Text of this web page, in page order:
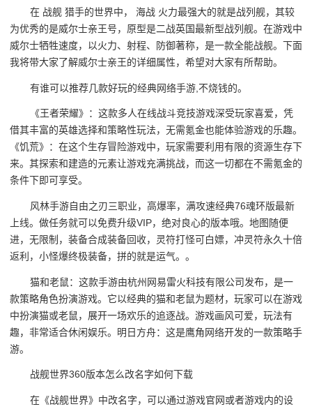
在 战舰 猎手的世界中， 海战 火力最强大的就是战列舰，其较
为优秀的是威尔士亲王号，原型是二战英国最新型战列舰。在游戏中
威尔士牺牲速度，以火力、射程、防御著称，是一款全能战舰。下面
我将带大家了解威尔士亲王的详细属性，希望对大家有所帮助。
有谁可以推荐几款好玩的经典网络手游,不烧钱的。
《王者荣耀》：这款多人在线战斗竞技游戏深受玩家喜爱，凭
借其丰富的英雄选择和策略性玩法，无需氪金也能体验游戏的乐趣。
《饥荒》：在这个生存冒险游戏中，玩家需要利用有限的资源生存下
来。其探索和建造的元素让游戏充满挑战，而这一切都在不需氪金的
条件下即可享受。
风林手游自由之刃三职业，高爆率，满攻速经典76魂环版最新
上线。做任务就可以免费升级VIP，绝对良心的版本哦。地图随便
进，无限制，装备合成装备回收，灵符打怪可白嫖，冲灵符永久十倍
返利，小怪爆终极装备，拼的就是运气。。
猫和老鼠：这款手游由杭州网易雷火科技有限公司发布，是一
款策略角色扮演游戏。它以经典的猫和老鼠为题材，玩家可以在游戏
中扮演猫或老鼠，展开一场欢乐的追逐战。游戏画风可爱，玩法有
趣，非常适合休闲娱乐。明日方舟：这是鹰角网络开发的一款策略手
游。
战舰世界360版本怎么改名字如何下载
在《战舰世界》中改名字，可以通过游戏官网或者游戏内的设